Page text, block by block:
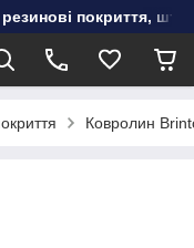
покриття,
Ковролин